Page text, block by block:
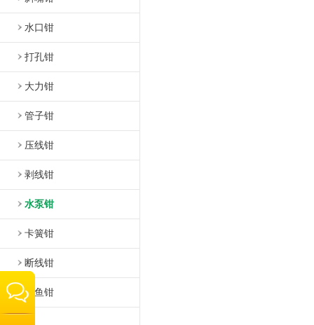
水口钳
打孔钳
大力钳
管子钳
压线钳
剥线钳
水泵钳
卡簧钳
断线钳
钓鱼钳